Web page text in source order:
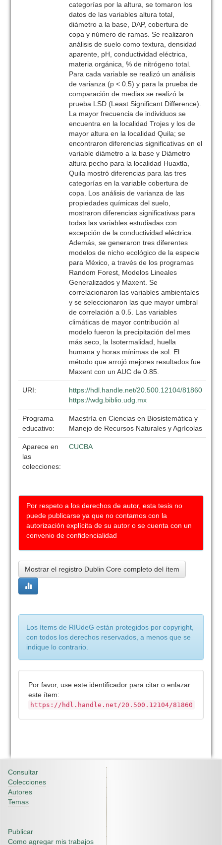
categorías por la altura, se tomaron los
datos de las variables altura total,
diámetro a la base, DAP, cobertura de
copa y número de ramas. Se realizaron
análisis de suelo como textura, densidad
aparente, pH, conductividad eléctrica,
materia orgánica, % de nitrógeno total.
Para cada variable se realizó un análisis
de varianza (p < 0.5) y para la prueba de
comparación de medias se realizó la
prueba LSD (Least Significant Difference).
La mayor frecuencia de individuos se
encuentra en la localidad Trojes y los de
mayor altura en la localidad Quila; se
encontraron diferencias significativas en el
variable diámetro a la base y Diámetro
altura pecho para la localidad Huaxtla,
Quila mostró diferencias para las tres
categorías en la variable cobertura de
copa. Los análisis de varianza de las
propiedades químicas del suelo,
mostraron diferencias significativas para
todas las variables estudiadas con
excepción de la conductividad eléctrica.
Además, se generaron tres diferentes
modelos de nicho ecológico de la especie
para México, a través de los programas
Random Forest, Modelos Lineales
Generalizados y Maxent. Se
correlacionaron las variables ambientales
y se seleccionaron las que mayor umbral
de correlación a 0.5. Las variables
climáticas de mayor contribución al
modelo fueron la precipitación del mes
más seco, la Isotermalidad, huella
humana y horas mínimas de sol. El
método que arrojó mejores resultados fue
Maxent con un AUC de 0.85.
URI:
https://hdl.handle.net/20.500.12104/81860
https://wdg.biblio.udg.mx
Programa
educativo:
Maestría en Ciencias en Biosistemática y
Manejo de Recursos Naturales y Agrícolas
Aparece en
las
colecciones:
CUCBA
Por respeto a los derechos de autor, esta tesis no
puede publicarse ya que no contamos con la
autorización explícita de su autor o se cuenta con un
convenio de confidencialidad
Mostrar el registro Dublin Core completo del ítem
Los ítems de RIUdeG están protegidos por copyright,
con todos los derechos reservados, a menos que se
indique lo contrario.
Por favor, use este identificador para citar o enlazar
este ítem:
https://hdl.handle.net/20.500.12104/81860
Consultar
Colecciones
Autores
Temas
Publicar
Como agregar mis trabajos